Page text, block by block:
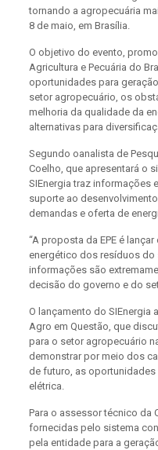
tornando a agropecuária
8 de maio, em Brasília.
O objetivo do evento,
Agricultura e Pecuária do
oportunidades para
setor agropecuário, os
melhoria da qualidade da
alternativas para
Segundo oanalista de
Coelho, que apresentará o
SIEnergia traz informações
suporte ao
demandas e oferta de
“A proposta da EPE é
energético dos resíduos
informações são
decisão do governo e do
O lançamento do SIEnergia
Agro em Questão, que
para o setor agropecuário
demonstrar por meio dos
de futuro, as
elétrica.
Para o assessor técnico da
fornecidas pelo sistema
pela entidade para a